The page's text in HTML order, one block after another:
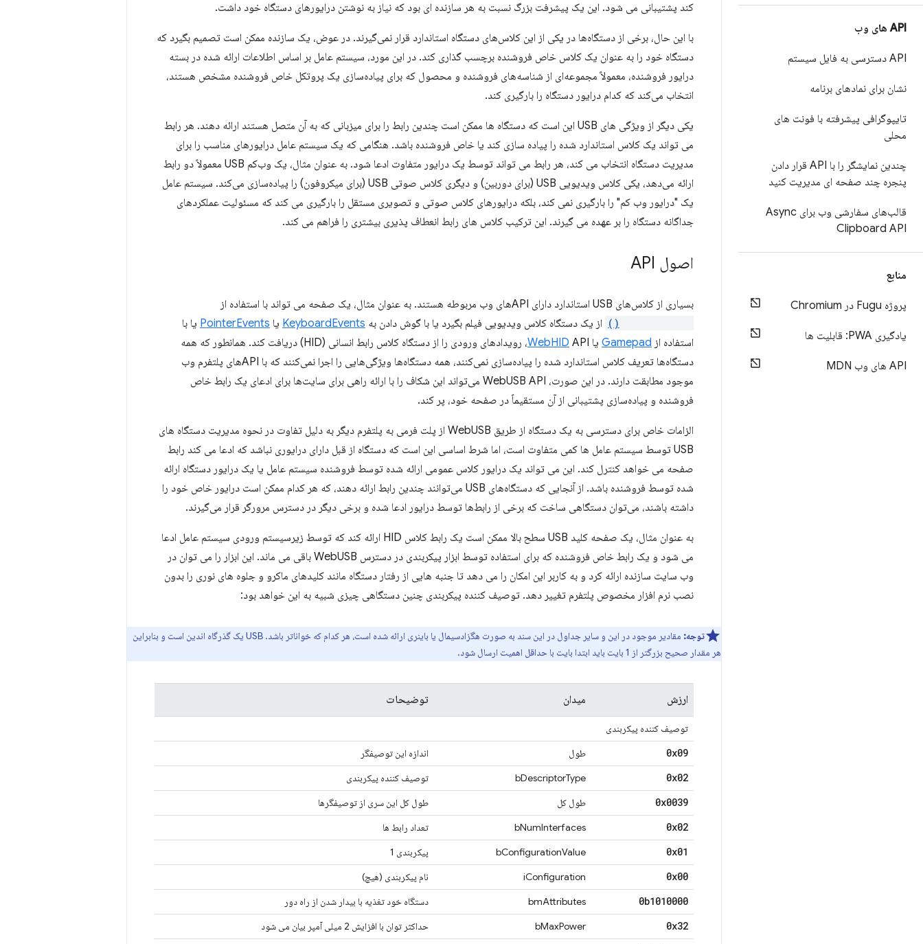
API های وب
API دسترسی به فایل سیستم
نشان برای نمادهای برنامه
تایپوگرافی پیشرفته با فونت های
محلی
چندین نمایشگر را با API قرار دادن
پنجره چند صفحه ای مدیریت کنید
قالب‌های سفارشی وب برای Async
Clipboard API
منابع
پروژه Fugu در Chromium
یادگیری PWA: قابلیت ها
API های وب MDN
کند پشتیبانی می شود. این یک پیشرفت بزرگ نسبت به هر سازنده ای بود که نیاز به نوشتن درایورهای دستگاه خود داشت.
با این حال، برخی از دستگاه‌ها در یکی از این کلاس‌های دستگاه استاندارد قرار نمی‌گیرند. در عوض، یک سازنده ممکن است تصمیم بگیرد که
دستگاه خود را به عنوان یک کلاس خاص فروشنده برچسب گذاری کند. در این مورد، سیستم عامل بر اساس اطلاعات ارائه شده در بسته
درایور فروشنده، معمولاً مجموعه‌ای از شناسه‌های فروشنده و محصول که برای پیاده‌سازی یک پروتکل خاص فروشنده مشخص هستند،
انتخاب می‌کند که کدام درایور دستگاه را بارگیری کند.
یکی دیگر از ویژگی های USB این است که دستگاه ها ممکن است چندین رابط را برای میزبانی که به آن متصل هستند ارائه دهند. هر رابط
می تواند یک کلاس استاندارد شده را پیاده سازی کند یا خاص فروشنده باشد. هنگامی که یک سیستم عامل درایورهای مناسب را برای
مدیریت دستگاه انتخاب می کند، هر رابط می تواند توسط یک درایور متفاوت ادعا شود. به عنوان مثال، یک وب‌کم USB معمولاً دو رابط
ارائه می‌دهد، یکی کلاس ویدیویی USB (برای دوربین) و دیگری کلاس صوتی USB (برای میکروفون) را پیاده‌سازی می‌کند. سیستم عامل
یک "درایور وب کم" را بارگیری نمی کند، بلکه درایورهای کلاس صوتی و تصویری مستقل را بارگیری می کند که مسئولیت عملکردهای
جداگانه دستگاه را بر عهده می گیرند. این ترکیب کلاس های رابط انعطاف پذیری بیشتری را فراهم می کند.
اصول API
بسیاری از کلاس‌های USB استاندارد دارای APIهای وب مربوطه هستند. به عنوان مثال، یک صفحه می تواند با استفاده از
از یک دستگاه کلاس ویدیویی فیلم بگیرد یا با گوش دادن به KeyboardEvents یا PointerEvents یا با
استفاده از Gamepad یا WebHID
API، رویدادهای ورودی را از دستگاه کلاس رابط انسانی (HID) دریافت کند. همانطور که همه
دستگاه‌ها تعریف کلاس استاندارد شده را پیاده‌سازی نمی‌کنند، همه دستگاه‌ها ویژگی‌هایی را اجرا نمی‌کنند که با APIهای پلتفرم وب
موجود مطابقت دارند. در این صورت، WebUSB API می‌تواند این شکاف را با ارائه راهی برای سایت‌ها برای ادعای یک رابط خاص
فروشنده و پیاده‌سازی پشتیبانی از آن مستقیماً در صفحه خود، پر کند.
الزامات خاص برای دسترسی به یک دستگاه از طریق WebUSB از پلت فرمی به پلتفرم دیگر به دلیل تفاوت در نحوه مدیریت دستگاه های
USB توسط سیستم عامل ها کمی متفاوت است، اما شرط اساسی این است که دستگاه از قبل دارای درایوری نباشد که ادعا می کند رابط
صفحه می خواهد کنترل کند. این می تواند یک درایور کلاس عمومی ارائه شده توسط فروشنده سیستم عامل یا یک درایور دستگاه ارائه
شده توسط فروشنده باشد. از آنجایی که دستگاه‌های USB می‌توانند چندین رابط ارائه دهند، که هر کدام ممکن است درایور خاص خود را
داشته باشند، می‌توان دستگاهی ساخت که برخی از رابط‌ها توسط درایور ادعا شده و برخی دیگر در دسترس مرورگر قرار می‌گیرند.
به عنوان مثال، یک صفحه کلید USB سطح بالا ممکن است یک رابط کلاس HID ارائه کند که توسط زیرسیستم ورودی سیستم عامل ادعا
می شود و یک رابط خاص فروشنده که برای استفاده توسط ابزار پیکربندی در دسترس WebUSB باقی می ماند. این ابزار را می توان در
وب سایت سازنده ارائه کرد و به کاربر این امکان را می دهد تا جنبه هایی از رفتار دستگاه مانند کلیدهای ماکرو و جلوه های نوری را بدون
نصب نرم افزار مخصوص پلتفرم تغییر دهد. توصیف کننده پیکربندی چنین دستگاهی چیزی شبیه به این خواهد بود:
توجه:
مقادیر موجود در این و سایر جداول در این سند به صورت هگزادسیمال یا باینری ارائه شده است، هر کدام که خواناتر باشد. USB یک گذرگاه اندین است و بنابراین
هر مقدار صحیح بزرگتر از 1 بایت باید ابتدا بایت با حداقل اهمیت ارسال شود.
ارزش میدان توضیحات
توصیف کننده پیکربندی
0x09 طول اندازه این توصیفگر
0x02
bDescriptorType توصیف کننده پیکربندی
0x0039 طول کل طول کل این سری از توصیفگرها
0x02
bNumInterfaces تعداد رابط ها
0x01
bConfigurationValue پیکربندی 1
0x00
iConfiguration نام پیکربندی (هیچ)
0b1010000
bmAttributes دستگاه خود تغذیه با بیدار شدن از راه دور
0x32
bMaxPower
حداکثر توان با افزایش 2 میلی آمپر بیان می شود